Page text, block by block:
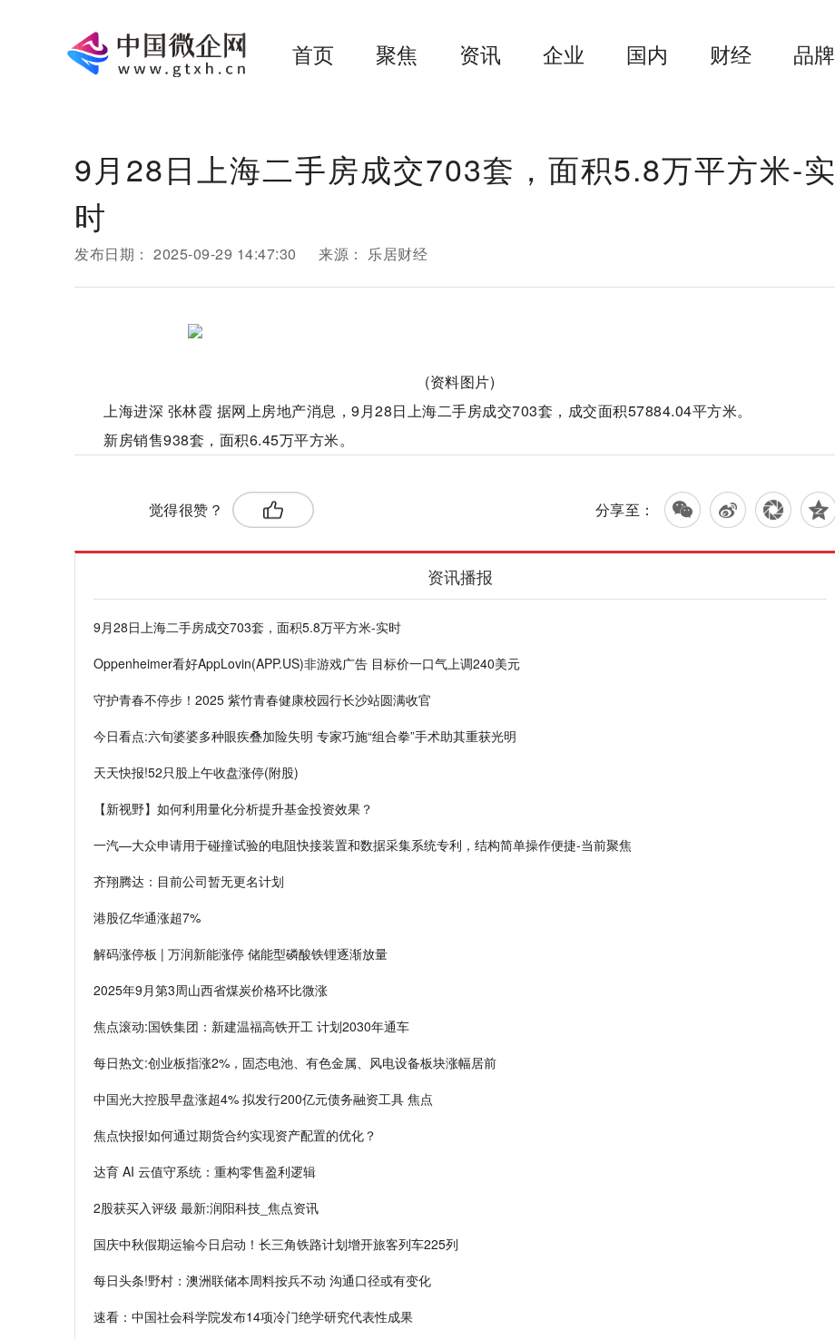
首页 聚焦 资讯 企业 国内 财经 品牌
9月28日上海二手房成交703套，面积5.8万平方米-实
时
发布日期： 2025-09-29 14:47:30 来源： 乐居财经
(资料图片)
上海进深 张林霞 据网上房地产消息，9月28日上海二手房成交703套，成交面积57884.04平方米。
新房销售938套，面积6.45万平方米。
觉得很赞？
分享至：
资讯播报
9月28日上海二手房成交703套，面积5.8万平方米-实时
Oppenheimer看好AppLovin(APP.US)非游戏广告 目标价一口气上调240美元
守护青春不停步！2025 紫竹青春健康校园行长沙站圆满收官
今日看点:六旬婆婆多种眼疾叠加险失明 专家巧施“组合拳”手术助其重获光明
天天快报!52只股上午收盘涨停(附股)
【新视野】如何利用量化分析提升基金投资效果？
一汽—大众申请用于碰撞试验的电阻快接装置和数据采集系统专利，结构简单操作便捷-当前聚焦
齐翔腾达：目前公司暂无更名计划
港股亿华通涨超7%
解码涨停板 | 万润新能涨停 储能型磷酸铁锂逐渐放量
2025年9月第3周山西省煤炭价格环比微涨
焦点滚动:国铁集团：新建温福高铁开工 计划2030年通车
每日热文:创业板指涨2%，固态电池、有色金属、风电设备板块涨幅居前
中国光大控股早盘涨超4% 拟发行200亿元债务融资工具 焦点
焦点快报!如何通过期货合约实现资产配置的优化？
达育 AI 云值守系统：重构零售盈利逻辑
2股获买入评级 最新:润阳科技_焦点资讯
国庆中秋假期运输今日启动！长三角铁路计划增开旅客列车225列
每日头条!野村：澳洲联储本周料按兵不动 沟通口径或有变化
速看：中国社会科学院发布14项冷门绝学研究代表性成果